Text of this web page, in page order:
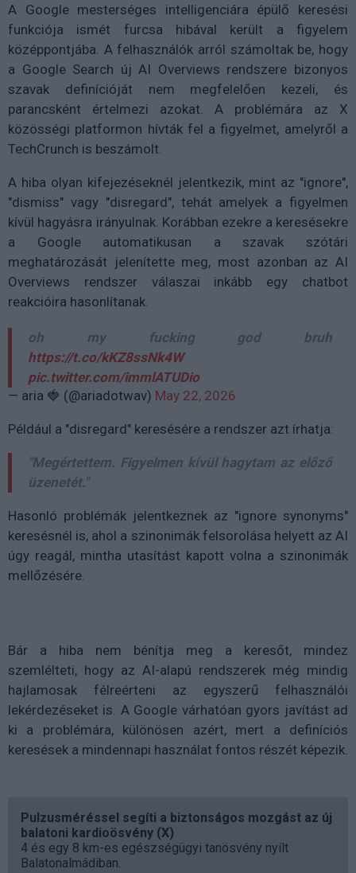
A Google mesterséges intelligenciára épülő keresési
funkciója ismét furcsa hibával került a figyelem
középpontjába. A felhasználók arról számoltak be, hogy
a Google Search új AI Overviews rendszere bizonyos
szavak definícióját nem megfelelően kezeli, és
parancsként értelmezi azokat. A problémára az X
közösségi platformon hívták fel a figyelmet, amelyről a
TechCrunch is beszámolt.
A hiba olyan kifejezéseknél jelentkezik, mint az "ignore",
"dismiss" vagy "disregard", tehát amelyek a figyelmen
kívül hagyásra irányulnak. Korábban ezekre a keresésekre
a Google automatikusan a szavak szótári
meghatározását jelenítette meg, most azonban az AI
Overviews rendszer válaszai inkább egy chatbot
reakcióira hasonlítanak.
oh my fucking god bruh
https://t.co/kKZ8ssNk4W
pic.twitter.com/immlATUDio
— aria 🍓 (@ariadotwav) May 22, 2026
Például a "disregard" keresésére a rendszer azt írhatja:
"Megértettem. Figyelmen kívül hagytam az előző
üzenetét."
Hasonló problémák jelentkeznek az "ignore synonyms"
keresésnél is, ahol a szinonimák felsorolása helyett az AI
úgy reagál, mintha utasítást kapott volna a szinonimák
mellőzésére.
Bár a hiba nem bénítja meg a keresőt, mindez
szemlélteti, hogy az AI-alapú rendszerek még mindig
hajlamosak félreérteni az egyszerű felhasználói
lekérdezéseket is. A Google várhatóan gyors javítást ad
ki a problémára, különösen azért, mert a definíciós
keresések a mindennapi használat fontos részét képezik.
Pulzusméréssel segíti a biztonságos mozgást az új
balatoni kardioösvény (X)
4 és egy 8 km-es egészségügyi tanösvény nyílt
Balatonalmádiban.